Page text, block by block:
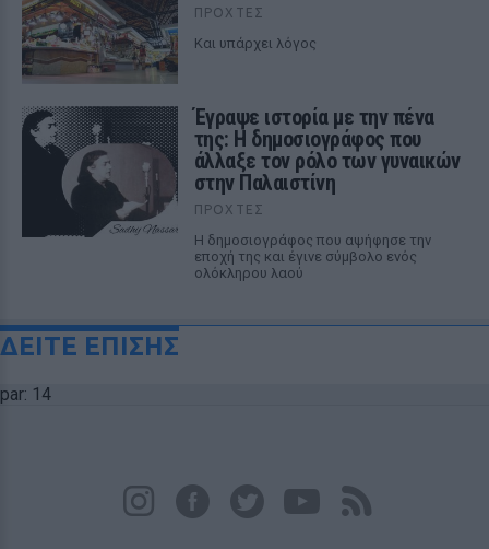
ΠΡΟΧΤΈΣ
Και υπάρχει λόγος
Έγραψε ιστορία με την πένα
της: Η δημοσιογράφος που
άλλαξε τον ρόλο των γυναικών
στην Παλαιστίνη
ΠΡΟΧΤΈΣ
Η δημοσιογράφος που αψήφησε την
εποχή της και έγινε σύμβολο ενός
ολόκληρου λαού
ΔΕΙΤΕ ΕΠΙΣΗΣ
par: 14